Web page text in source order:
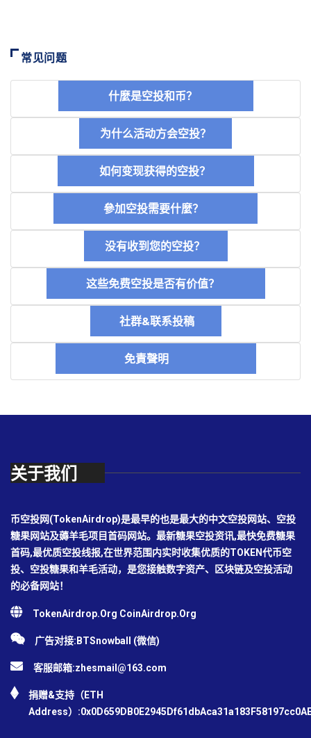
常见问题
什麼是空投和币？
为什么活动方会空投？
如何变现获得的空投？
參加空投需要什麼？
没有收到您的空投？
这些免费空投是否有价值？
社群&联系投稿
免責聲明
关于我们
币空投网(TokenAirdrop)是最早的也是最大的中文空投网站、空投
糖果网站及薅羊毛项目首码网站。最新糖果空投资讯,最快免费糖果
首码,最优质空投线报,在世界范围内实时收集优质的TOKEN代币空
投、空投糖果和羊毛活动，是您接触数字资产、区块链及空投活动
的必备网站！
TokenAirdrop.Org CoinAirdrop.Org
广告对接:BTSnowball (微信)
客服邮箱:zhesmail@163.com
捐赠&支持（ETH
Address）